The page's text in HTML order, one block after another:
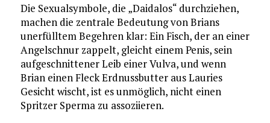
Die Sexualsymbole, die „Daidalos“ durchziehen,
machen die zentrale Bedeutung von Brians
unerfülltem Begehren klar: Ein Fisch, der an einer
Angelschnur zappelt, gleicht einem Penis, sein
aufgeschnittener Leib einer Vulva, und wenn
Brian einen Fleck Erdnussbutter aus Lauries
Gesicht wischt, ist es unmöglich, nicht einen
Spritzer Sperma zu assoziieren.